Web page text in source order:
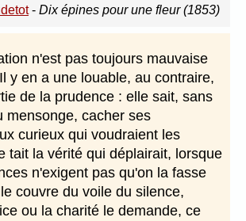
- Dix épines pour une fleur (1853)
n'est pas toujours mauvaise
y en a une louable, au contraire,
de la prudence : elle sait, sans
mensonge, cacher ses
curieux qui voudraient les
tait la vérité qui déplairait, lorsque
n'exigent pas qu'on la fasse
couvre du voile du silence,
ou la charité le demande, ce